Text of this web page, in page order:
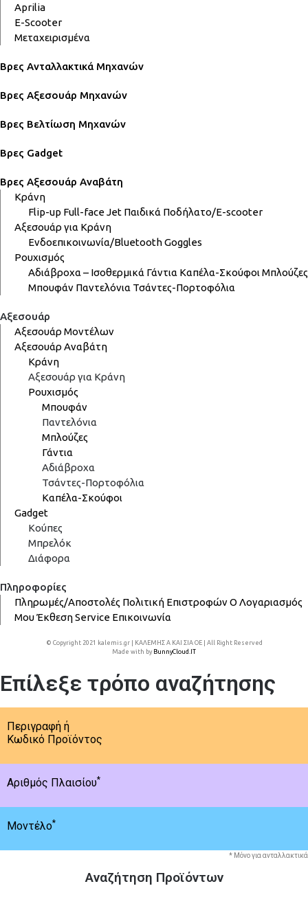
Aprilia
E-Scooter
Μεταχειρισμένα
Βρες Ανταλλακτικά Μηχανών
Βρες Αξεσουάρ Μηχανών
Βρες Βελτίωση Μηχανών
Βρες Gadget
Βρες Αξεσουάρ Αναβάτη
Κράνη
Flip-up Full-faceJet Παιδικά Ποδήλατο/E-scooter
Αξεσουάρ για Κράνη
Ενδοεπικοινωνία/BluetoothGoggles
Ρουχισμός
Αδιάβροχα – Ισοθερμικά Γάντια Καπέλα-Σκούφοι Μπλούζες
Μπουφάν Παντελόνια Τσάντες-Πορτοφόλια
Αξεσουάρ
Αξεσουάρ Μοντέλων
Αξεσουάρ Αναβάτη
Κράνη
Αξεσουάρ για Κράνη
Ρουχισμός
Μπουφάν
Παντελόνια
Μπλούζες
Γάντια
Αδιάβροχα
Τσάντες-Πορτοφόλια
Καπέλα-Σκούφοι
Gadget
Κούπες
Μπρελόκ
Διάφορα
Πληροφορίες
Πληρωμές/Αποστολές Πολιτική ΕπιστροφώνΟ Λογαριασμός
ΜουΈκθεσηService Επικοινωνία
© Copyright 2021 kalemis.gr | ΚΑΛΕΜΗΣ Α ΚΑΙ ΣΙΑ ΟΕ | All Right Reserved
Made with by BunnyCloud.IT
Επίλεξε τρόπο αναζήτησης
Περιγραφή ή
Κωδικό Προϊόντος
Αριθμός Πλαισίου*
Μοντέλο*
* Μόνο για ανταλλακτικά
Αναζήτηση Προϊόντων